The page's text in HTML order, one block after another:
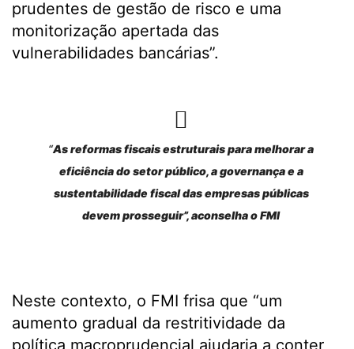
prudentes de gestão de risco e uma
monitorização apertada das
vulnerabilidades bancárias”.
“As reformas fiscais estruturais para melhorar a
eficiência do setor público, a governança e a
sustentabilidade fiscal das empresas públicas
devem prosseguir”, aconselha o FMI
Neste contexto, o FMI frisa que “um
aumento gradual da restritividade da
política macroprudencial ajudaria a conter